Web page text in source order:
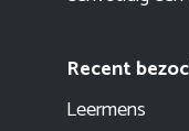
Recent
Leermens